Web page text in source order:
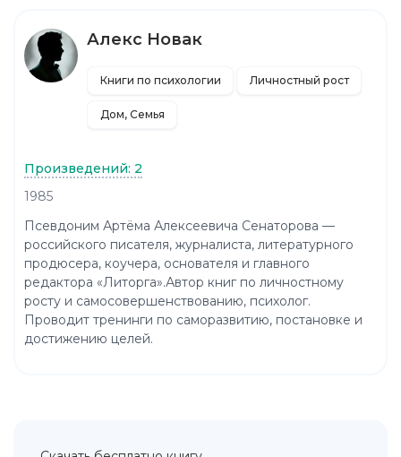
Алекс Новак
Книги по психологии Личностный рост
Дом, Семья
Произведений: 2
1985
Псевдоним Артёма Алексеевича Сенаторова —
российского писателя, журналиста, литературного
продюсера, коучера, основателя и главного
редактора «Литорга».Автор книг по личностному
росту и самосовершенствованию, психолог.
Проводит тренинги по саморазвитию, постановке и
достижению целей.